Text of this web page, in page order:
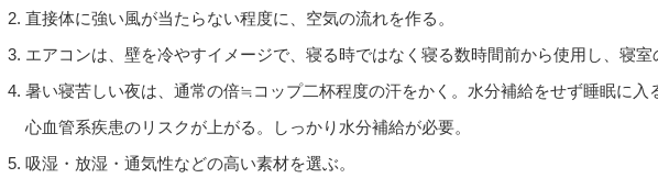
直接体に強い風が当たらない程度に、空気の流れを作る。
エアコンは、壁を冷やすイメージで、寝る時ではなく寝る数時間前から使用し、寝室
暑い寝苦しい夜は、通常の倍≒コップ二杯程度の汗をかく。水分補給をせず睡眠に入
心血管系疾患のリスクが上がる。しっかり水分補給が必要。
吸湿・放湿・通気性などの高い素材を選ぶ。